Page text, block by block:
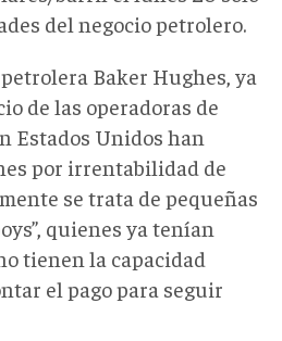
del negocio petrolero.
Baker Hughes, ya
de las operadoras de
Estados Unidos han
por irrentabilidad de
se trata de pequeñas
quienes ya tenían
tienen la capacidad
el pago para seguir